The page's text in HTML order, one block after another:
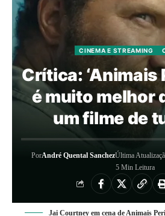
CINEMA E STREAMING
Crítica: ‘Animais
é muito melhor
um filme de
PorAndré Quental SanchezÚltima
5 Min Leitura
Jai Courtney em cena de Animais